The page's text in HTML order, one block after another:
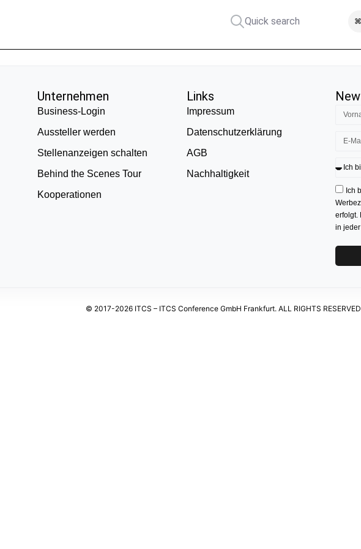
Quick search
Unternehmen
Business-Login
Aussteller werden
Stellenanzeigen schalten
Behind the Scenes Tour
Kooperationen
Links
Impressum
Datenschutzerklärung
AGB
Nachhaltigkeit
Ich
erfolgt.
in
© 2017-2026 ITCS – ITCS Conference GmbH Frankfurt. ALL RIGHTS